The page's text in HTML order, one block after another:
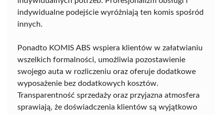
indywidualne podejście wyróżniają ten komis spośród
innych.
Ponadto KOMIS ABS wspiera klientów w załatwianiu
wszelkich formalności, umożliwia pozostawienie
swojego auta w rozliczeniu oraz oferuje dodatkowe
wyposażenie bez dodatkowych kosztów.
Transparentność sprzedaży oraz przyjazna atmosfera
sprawiają, że doświadczenia klientów są wyjątkowo